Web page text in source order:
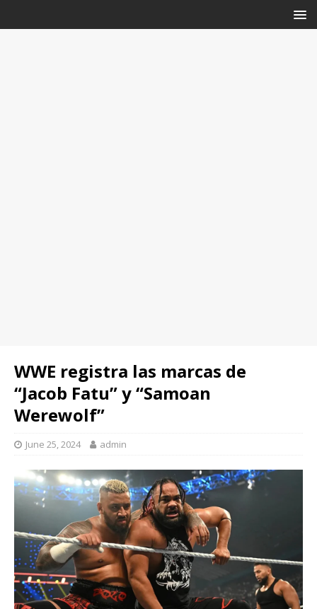
WWE registra las marcas de
“Jacob Fatu” y “Samoan
Werewolf”
June 25, 2024 admin